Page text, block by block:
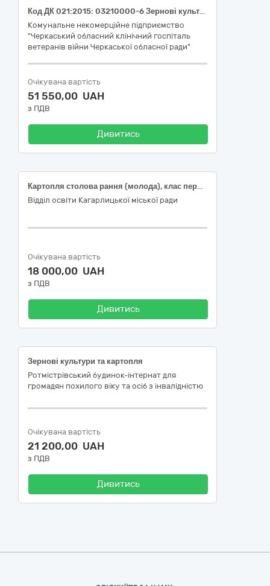
Код ДК 021:2015: 03210000-6 Зернові культури та картопля (Картопля столова рання (молода), клас перший, ДСТУ 9221)
Комунальне некомерційне підприємство
"Черкаський обласний клінічний госпіталь
ветеранів війни Черкаської обласної ради"
Очікувана вартість
51 550,00 UAH
з ПДВ
Дивитись
Картопля столова рання (молода), клас перший, ДСТУ 9221
Відділ освіти Кагарлицької міської ради
Очікувана вартість
18 000,00 UAH
з ПДВ
Дивитись
Зернові культури та картопля
Ротмістрівський будинок-інтернат для
громадян похилого віку та осіб з інвалідністю
Очікувана вартість
21 200,00 UAH
з ПДВ
Дивитись